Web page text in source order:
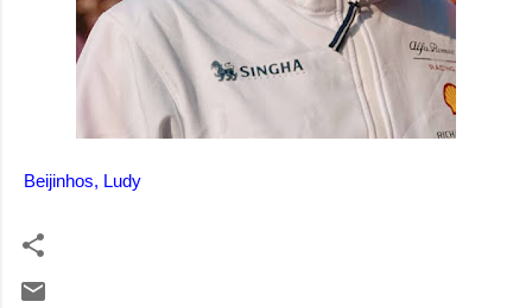
Beijinhos, Ludy